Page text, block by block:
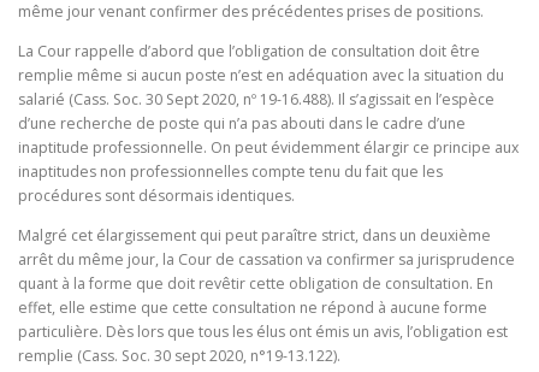
même jour venant confirmer des précédentes prises de positions.
La Cour rappelle d’abord que l’obligation de consultation doit être
remplie même si aucun poste n’est en adéquation avec la situation du
salarié (Cass. Soc. 30 Sept 2020, nº 19-16.488). Il s’agissait en l’espèce
d’une recherche de poste qui n’a pas abouti dans le cadre d’une
inaptitude professionnelle. On peut évidemment élargir ce principe aux
inaptitudes non professionnelles compte tenu du fait que les
procédures sont désormais identiques.
Malgré cet élargissement qui peut paraître strict, dans un deuxième
arrêt du même jour, la Cour de cassation va confirmer sa jurisprudence
quant à la forme que doit revêtir cette obligation de consultation. En
effet, elle estime que cette consultation ne répond à aucune forme
particulière. Dès lors que tous les élus ont émis un avis, l’obligation est
remplie (Cass. Soc. 30 sept 2020, n°19-13.122).